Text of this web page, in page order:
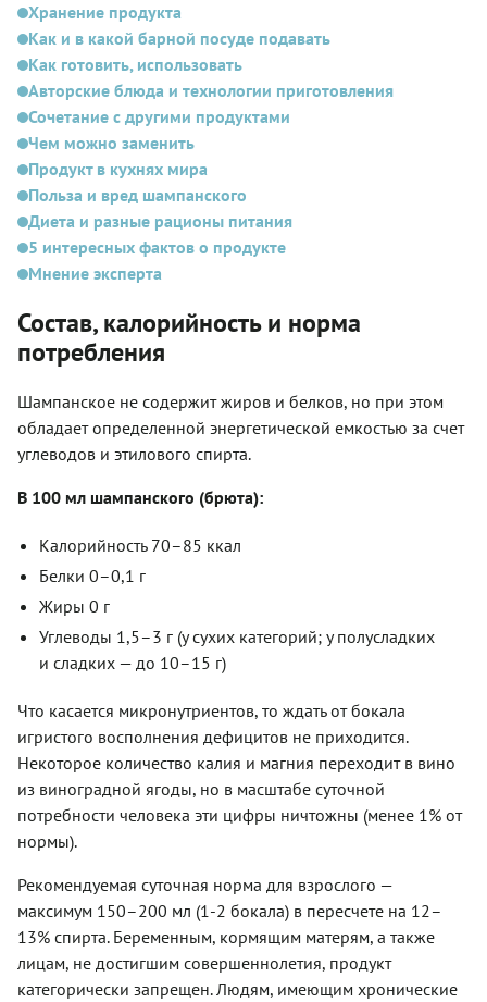
Хранение продукта
Как и в какой барной посуде подавать
Как готовить, использовать
Авторские блюда и технологии приготовления
Сочетание с другими продуктами
Чем можно заменить
Продукт в кухнях мира
Польза и вред шампанского
Диета и разные рационы питания
5 интересных фактов о продукте
Мнение эксперта
Состав, калорийность и норма
потребления
Шампанское не содержит жиров и белков, но при этом
обладает определенной энергетической емкостью за счет
углеводов и этилового спирта.
В 100 мл шампанского (брюта):
Калорийность 70–85 ккал
Белки 0–0,1 г
Жиры 0 г
Углеводы 1,5–3 г (у сухих категорий; у полусладких
и сладких — до 10–15 г)
Что касается микронутриентов, то ждать от бокала
игристого восполнения дефицитов не приходится.
Некоторое количество калия и магния переходит в вино
из виноградной ягоды, но в масштабе суточной
потребности человека эти цифры ничтожны (менее 1% от
нормы).
Рекомендуемая суточная норма для взрослого —
максимум 150–200 мл (1-2 бокала) в пересчете на 12–
13% спирта. Беременным, кормящим матерям, а также
лицам, не достигшим совершеннолетия, продукт
категорически запрещен. Людям, имеющим хронические